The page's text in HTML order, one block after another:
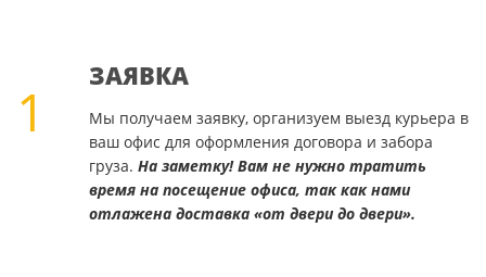
1
ЗАЯВКА
Мы получаем заявку, организуем выезд курьера в
ваш офис для оформления договора и забора
груза. На заметку! Вам не нужно тратить
время на посещение офиса, так как нами
отлажена доставка «от двери до двери».